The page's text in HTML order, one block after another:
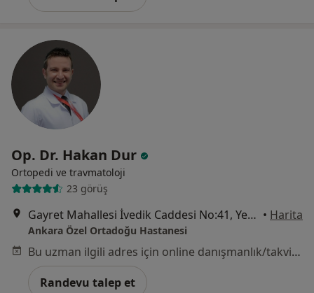
Op. Dr. Hakan Dur
Ortopedi ve travmatoloji
23 görüş
Gayret Mahallesi İvedik Caddesi No:41, Yenimahalle • Harita
Ankara Özel Ortadoğu Hastanesi
Bu uzman ilgili adres için online danışmanlık/takvim sunmuyor.
Randevu talep et